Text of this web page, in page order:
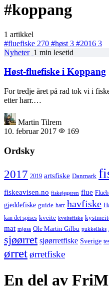
#koppang
1 artikkel
#fluefiske 270 #høst 3 #2016 3
Nyheter 1 min lesetid
Høst-fluefiske i Koppang
For tredje året på rad tok vi i
etter harr.…
Martin Tilrem
10. februar 2017
169
Ordsky
2017 2019 artsfiske Danmark
fiskeavisen.no fiskejegeren flue
gjeddefiske guide harr havfiske
kan det spises kveite kveitefiske
mat mjøsa Ole Martin Gilbu pukkellaks
sjøørret sjøørretfiske Sverige
ørretørretfiske
En del av